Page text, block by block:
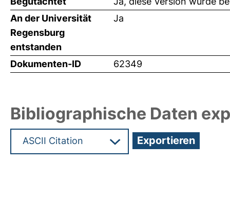
An der Universität
Regensburg
entstanden
Ja
Dokumenten-ID 62349
Bibliographische Daten